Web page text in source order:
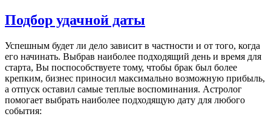
Подбор удачной даты
Успешным будет ли дело зависит в частности и от того, когда
его начинать. Выбрав наиболее подходящий день и время для
старта, Вы поспособствуете тому, чтобы брак был более
крепким, бизнес приносил максимально возможную прибыль,
а отпуск оставил самые теплые воспоминания. Астролог
помогает выбрать наиболее подходящую дату для любого
события: